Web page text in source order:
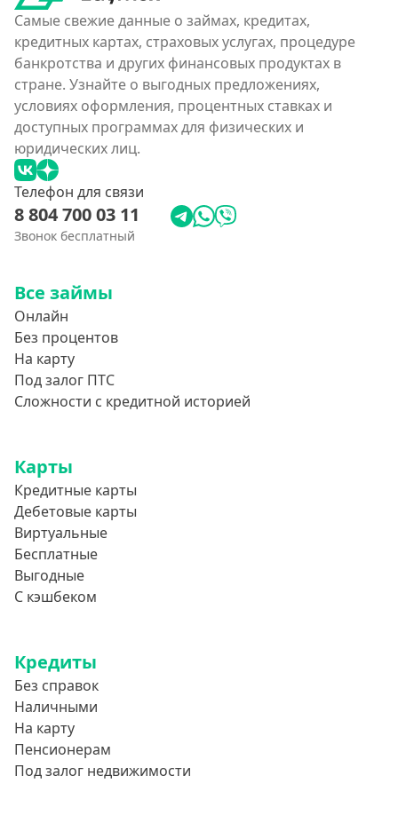
Самые свежие данные о займах, кредитах,
кредитных картах, страховых услугах, процедуре
банкротства и других финансовых продуктах в
стране. Узнайте о выгодных предложениях,
условиях оформления, процентных ставках и
доступных программах для физических и
юридических лиц.
Телефон для связи
8 804 700 03 11
Звонок бесплатный
Все займы
Онлайн
Без процентов
На карту
Под залог ПТС
Сложности с кредитной историей
Карты
Кредитные карты
Дебетовые карты
Виртуальные
Бесплатные
Выгодные
С кэшбеком
Кредиты
Без справок
Наличными
На карту
Пенсионерам
Под залог недвижимости